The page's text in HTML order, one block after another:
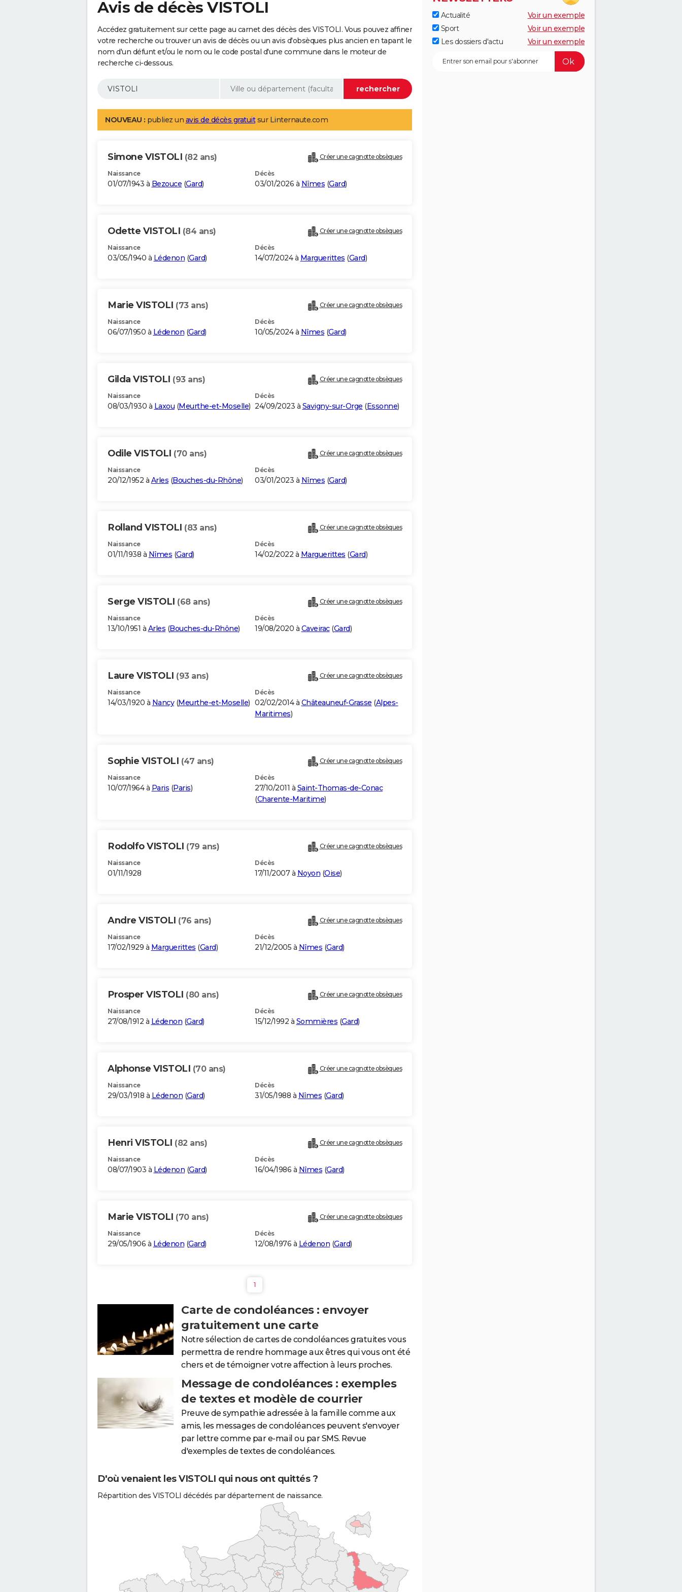
Avis de décès VISTOLI
Accédez gratuitement sur cette page au carnet des décès des VISTOLI. Vous pouvez affiner
votre recherche ou trouver un avis de décès ou un avis d'obsèques plus ancien en tapant le
nom d'un défunt et/ou le nom ou le code postal d'une commune dans le moteur de
recherche ci-dessous.
NOUVEAU : publiez un avis de décès gratuitsur Linternaute.com
Simone VISTOLI (82 ans) Créer une cagnotte obsèques
Naissance
01/07/1943 à Bezouce (Gard)
Décès
03/01/2026 à Nîmes (Gard)
Odette VISTOLI (84 ans) Créer une cagnotte obsèques
Naissance
03/05/1940 à Lédenon (Gard)
Décès
14/07/2024 à Marguerittes (Gard)
Marie VISTOLI (73 ans) Créer une cagnotte obsèques
Naissance
06/07/1950 à Lédenon (Gard)
Décès
10/05/2024 à Nîmes (Gard)
Gilda VISTOLI (93 ans) Créer une cagnotte obsèques
Naissance
08/03/1930 à Laxou (Meurthe-et-Moselle)
Décès
24/09/2023 à Savigny-sur-Orge (Essonne)
Odile VISTOLI (70 ans) Créer une cagnotte obsèques
Naissance
20/12/1952 à Arles (Bouches-du-Rhône)
Décès
03/01/2023 à Nîmes (Gard)
Rolland VISTOLI (83 ans) Créer une cagnotte obsèques
Naissance
01/11/1938 à Nîmes (Gard)
Décès
14/02/2022 à Marguerittes (Gard)
Serge VISTOLI (68 ans) Créer une cagnotte obsèques
Naissance
13/10/1951 à Arles (Bouches-du-Rhône)
Décès
19/08/2020 à Caveirac(Gard)
Laure VISTOLI (93 ans) Créer une cagnotte obsèques
Naissance
14/03/1920 à Nancy(Meurthe-et-Moselle)
Décès
02/02/2014 à Châteauneuf-Grasse (Alpes-
Maritimes)
Sophie VISTOLI (47 ans) Créer une cagnotte obsèques
Naissance
10/07/1964 à Paris (Paris)
Décès
27/10/2011 à Saint-Thomas-de-Conac
(Charente-Maritime)
Rodolfo VISTOLI (79 ans) Créer une cagnotte obsèques
Naissance
01/11/1928
Décès
17/11/2007 à Noyon (Oise)
Andre VISTOLI (76 ans) Créer une cagnotte obsèques
Naissance
17/02/1929 à Marguerittes (Gard)
Décès
21/12/2005 à Nîmes (Gard)
Prosper VISTOLI (80 ans) Créer une cagnotte obsèques
Naissance
27/08/1912 à Lédenon (Gard)
Décès
15/12/1992 à Sommières (Gard)
Alphonse VISTOLI (70 ans) Créer une cagnotte obsèques
Naissance
29/03/1918 à Lédenon (Gard)
Décès
31/05/1988 à Nîmes (Gard)
Henri VISTOLI (82 ans) Créer une cagnotte obsèques
Naissance
08/07/1903 à Lédenon (Gard)
Décès
16/04/1986 à Nîmes (Gard)
Marie VISTOLI (70 ans) Créer une cagnotte obsèques
Naissance
29/05/1906 à Lédenon (Gard)
Décès
12/08/1976 à Lédenon (Gard)
1
Carte de condoléances : envoyer
gratuitement une carte
Notre sélection de cartes de condoléances gratuites vous
permettra de rendre hommage aux êtres qui vous ont été
chers et de témoigner votre affection à leurs proches.
Message de condoléances : exemples
de textes et modèle de courrier
Preuve de sympathie adressée à la famille comme aux
amis, les messages de condoléances peuvent s'envoyer
par lettre comme par e-mail ou par SMS. Revue
d'exemples de textes de condoléances.
D'où venaient les VISTOLI qui nous ont quittés ?
Répartition des VISTOLI décédés par département de naissance.
Actualité
Voir un exemple
Sport
Voir un exemple
Les dossiers d'actu
Voir un exemple